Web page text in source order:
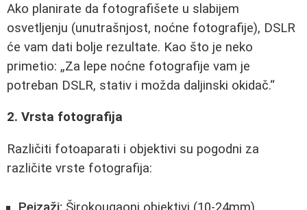
Ako planirate da fotografišete u slabijem
osvetljenju (unutrašnjost, noćne fotografije), DSLR
će vam dati bolje rezultate. Kao što je neko
primetio:
Za lepe noćne fotografije vam je
potreban DSLR, stativ i možda daljinski okidač.
2. Vrsta fotografija
Različiti fotoaparati i objektivi su pogodni za
različite vrste fotografija: